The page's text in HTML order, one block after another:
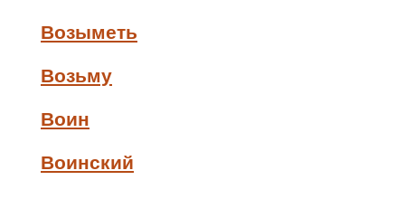
Возыметь
Возьму
Воин
Воинский